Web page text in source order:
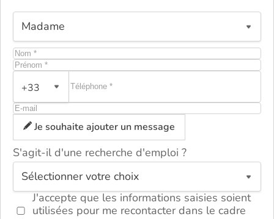
+33
Je souhaite ajouter un message
S'agit-il d'une recherche d'emploi ?
J'accepte que les informations saisies soient
utilisées pour me recontacter dans le cadre
ou